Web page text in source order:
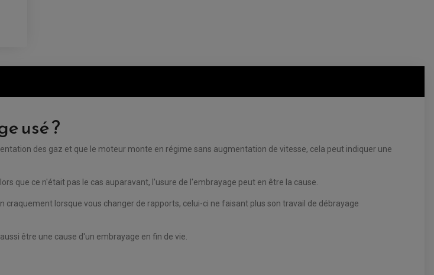
usé ?
des gaz et que le moteur monte en régime sans augmentation de vitesse, cela peut indiquer une
que ce n'était pas le cas auparavant, l'usure de l'embrayage peut en être la cause.
craquement lorsque vous changer de rapports, celui-ci ne faisant plus son travail de débrayage
être une cause d'un embrayage en fin de vie.